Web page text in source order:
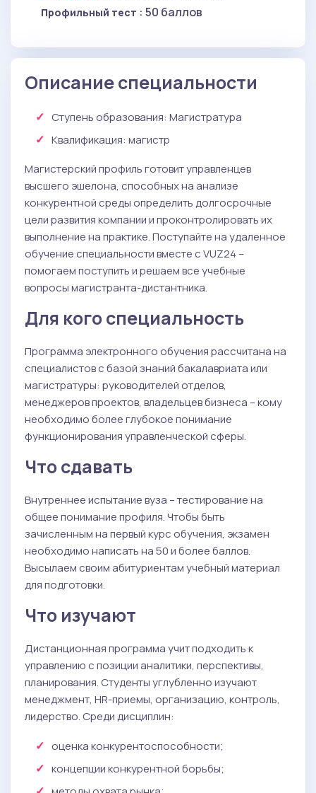
Профильный тест : 50 баллов
Описание специальности
Ступень образования: Магистратура
Квалификация: магистр
Магистерский профиль готовит управленцев
высшего эшелона, способных на анализе
конкурентной среды определить долгосрочные
цели развития компании и проконтролировать их
выполнение на практике. Поступайте на удаленное
обучение специальности вместе с VUZ24 –
помогаем поступить и решаем все учебные
вопросы магистранта-дистантника.
Для кого специальность
Программа электронного обучения рассчитана на
специалистов с базой знаний бакалавриата или
магистратуры: руководителей отделов,
менеджеров проектов, владельцев бизнеса – кому
необходимо более глубокое понимание
функционирования управленческой сферы.
Что сдавать
Внутреннее испытание вуза – тестирование на
общее понимание профиля. Чтобы быть
зачисленным на первый курс обучения, экзамен
необходимо написать на 50 и более баллов.
Высылаем своим абитуриентам учебный материал
для подготовки.
Что изучают
Дистанционная программа учит подходить к
управлению с позиции аналитики, перспективы,
планирования. Студенты углубленно изучают
менеджмент, HR-приемы, организацию, контроль,
лидерство. Среди дисциплин:
оценка конкурентоспособности;
концепции конкурентной борьбы;